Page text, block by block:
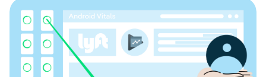
Funcionando a una escala tan enorme, OkCredit creó una
experiencia fluida y fluida para todos sus usuarios, ya que se
enfocó en reducir los ANR y mejorar el tiempo de inicio de la
app.